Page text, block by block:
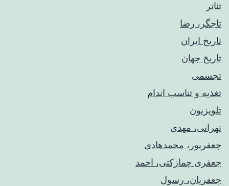
تئاتر
تاجگر، رضا
تاریخ ایران
تاریخ جهان
تجسمی
تغذیه و تناسب اندام
تلویزیون
تهرانی، مهدی
جعفرپور، محمدهادی
جعفری چمازکتی، احمد
جعفریان، رسول